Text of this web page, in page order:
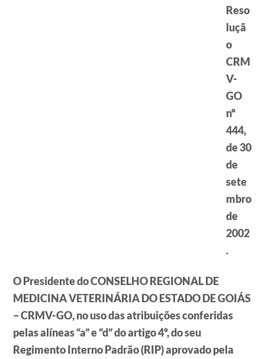
Reso
luçã
o
CRM
V-
GO
nº
444,
de 30
de
sete
mbro
de
2002
.
O Presidente do CONSELHO REGIONAL DE
MEDICINA VETERINÁRIA DO ESTADO DE GOIÁS
– CRMV-GO, no uso das atribuições conferidas
pelas alíneas “a” e “d” do artigo 4º, do seu
Regimento Interno Padrão (RIP) aprovado pela